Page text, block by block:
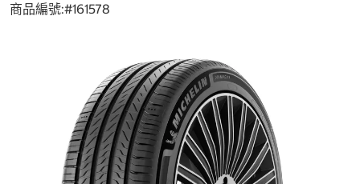
商品編號:#161578